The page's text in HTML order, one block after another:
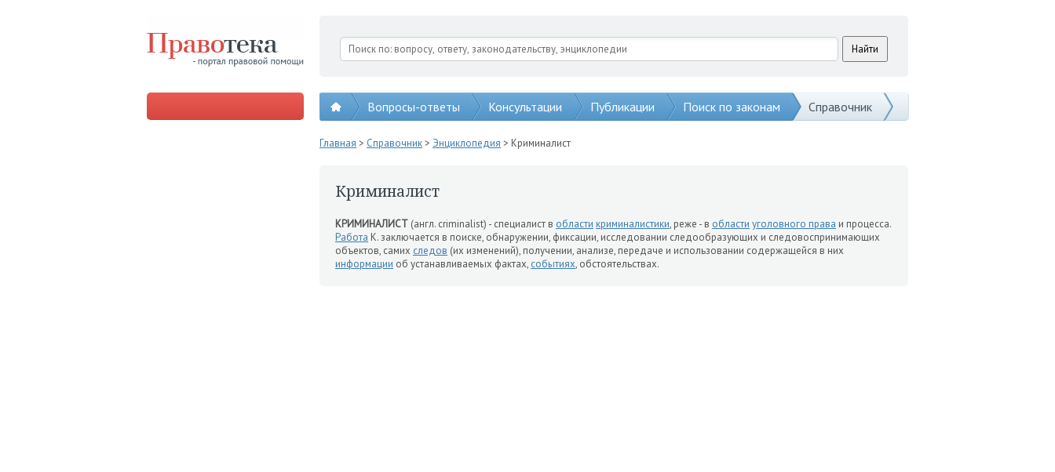
Вопросы-ответы Консультации Публикации Поиск по законам Справочник
Главная > Справочник> Энциклопедия > Криминалист
Криминалист
КРИМИНАЛИСТ (англ. criminalist) - специалист в области криминалистики, реже - в области уголовного права и процесса.
Работа К. заключается в поиске, обнаружении, фиксации, исследовании следообразующих и следовоспринимающих
объектов, самих следов (их изменений), получении, анализе, передаче и использовании содержащейся в них
информации об устанавливаемых фактах, событиях, обстоятельствах.